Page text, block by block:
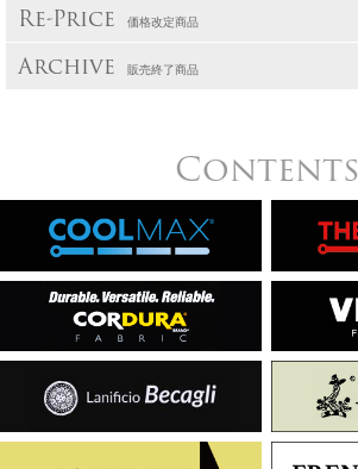
Re-Price 価格改定商品
Archive 販売終了商品
Contents